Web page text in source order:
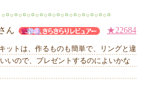
ん ★22684
ットは、作るものも簡単で、リングと違
いので、プレゼントするのによいかな